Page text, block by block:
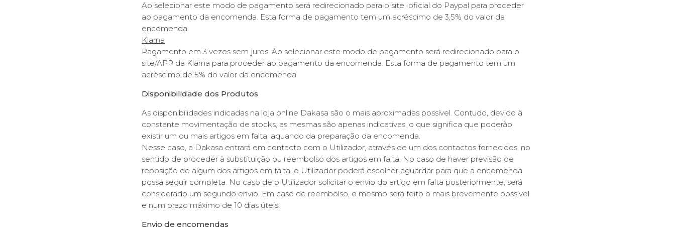
Ao selecionar este modo de pagamento será redirecionado para o site oficial do Paypal para proceder
ao pagamento da encomenda. Esta forma de pagamento tem um acréscimo de 3,5% do valor da
encomenda.
Klarna
Pagamento em 3 vezes sem juros. Ao selecionar este modo de pagamento será redirecionado para o
site/APP da Klarna para proceder ao pagamento da encomenda. Esta forma de pagamento tem um
acréscimo de 5% do valor da encomenda.
Disponibilidade dos Produtos
As disponibilidades indicadas na loja online Dakasa são o mais aproximadas possível. Contudo, devido à
constante movimentação de stocks, as mesmas são apenas indicativas, o que significa que poderão
existir um ou mais artigos em falta, aquando da preparação da encomenda.
Nesse caso, a Dakasa entrará em contacto com o Utilizador, através de um dos contactos fornecidos, no
sentido de proceder à substituição ou reembolso dos artigos em falta. No caso de haver previsão de
reposição de algum dos artigos em falta, o Utilizador poderá escolher aguardar para que a encomenda
possa seguir completa. No caso de o Utilizador solicitar o envio do artigo em falta posteriormente, será
considerado um segundo envio. Em caso de reembolso, o mesmo será feito o mais brevemente possível
e num prazo máximo de 10 dias úteis.
Envio de encomendas